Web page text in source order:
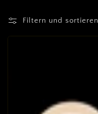
t
e
Filtern und sortieren